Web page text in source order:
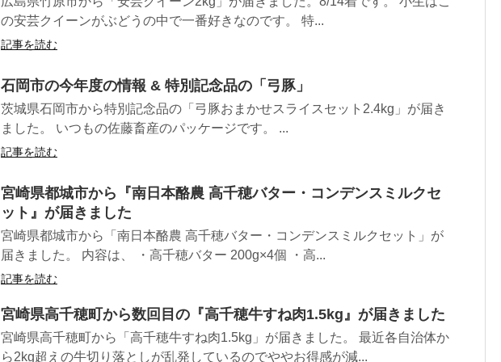
の安芸クイーンがぶどうの中で一番好きなのです。 特...
記事を読む
石岡市の今年度の情報 & 特別記念品の「弓豚」
茨城県石岡市から特別記念品の「弓豚おまかせスライスセット2.4kg」が届き
ました。 いつもの佐藤畜産のパッケージです。 ...
記事を読む
宮崎県都城市から『南日本酪農 高千穂バター・コンデンスミルクセ
ット』が届きました
宮崎県都城市から「南日本酪農 高千穂バター・コンデンスミルクセット」が
届きました。 内容は、 ・高千穂バター 200g×4個 ・高...
記事を読む
宮崎県高千穂町から数回目の『高千穂牛すね肉1.5kg』が届きました
宮崎県高千穂町から「高千穂牛すね肉1.5kg」が届きました。 最近各自治体か
ら2kg超えの牛切り落としが乱発しているのでややお得感が減...